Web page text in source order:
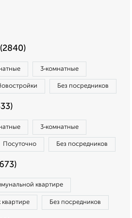
3‑комнатные
Без посредников
3‑комнатные
Посуточно Без посредников
квартире
квартире Без посредников